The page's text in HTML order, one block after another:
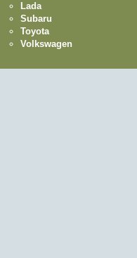
Lada
Subaru
Toyota
Volkswagen